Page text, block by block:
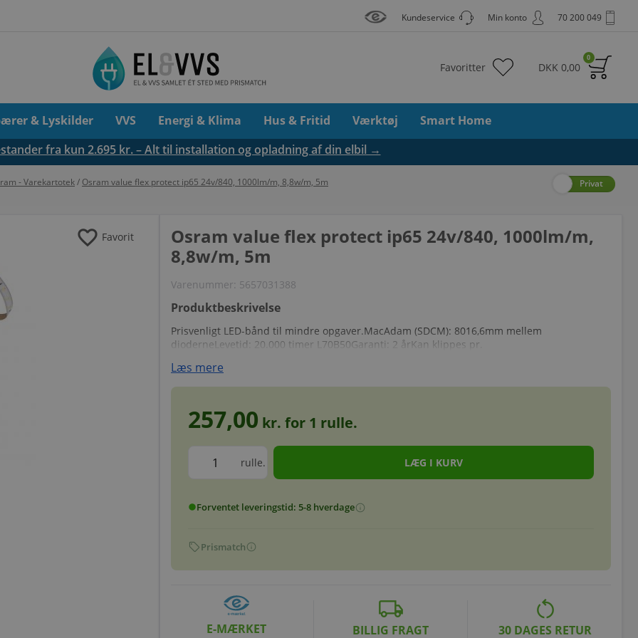
70 200 049
Min konto
Kundeservice
0
DKK 0,00
Favoritter
& Lyskilder VVS Energi & Klima Hus & Fritid Værktøj
Smart Home
fra kun 2.695 kr. – Alt til installation og opladning af din elbil →
- Varekartotek/ Osram value flex protect ip65 24v/840, 1000lm/m, 8,8w/m, 5m Privat
favorite Favorit
Osram value flex protect ip65 24v/840, 1000lm/m,
8,8w/m, 5m
Varenummer: 5657031388
Produktbeskrivelse
Prisvenligt LED-bånd til mindre opgaver.MacAdam (SDCM): 8016,6mm mellem
dioderneLevetid: 20.000 timer L70B50Garanti: 2 årKan klippes pr.
Læs mere
257,00 kr. for 1 rulle.
rulle.
circleForventet leveringstid: 5-8 hverdageinfo
sellPrismatchinfo
E-MÆRKET
local_shipping
BILLIG FRAGT
restart_alt
30 DAGES RETUR